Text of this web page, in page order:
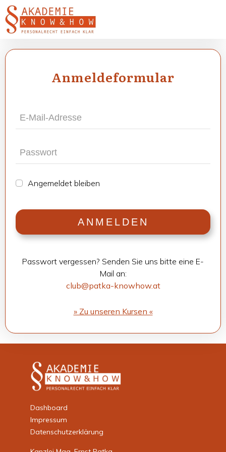
Anmel­de­for­mu­lar
Ange­mel­det blei­ben
ANMEL­DEN
Pass­wort ver­ges­sen? Sen­den Sie uns bitte eine E-
Mail an:
club@patka-knowhow.at
» Zu unse­ren Kur­sen «
Dashboard
Impressum
Datenschutzerklärung